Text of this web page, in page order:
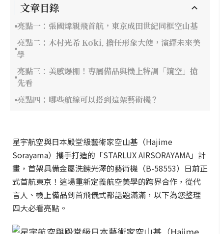
文章目錄
亮點一：張國煒親飛首航，東京成田世紀同框空山基
亮點二：木村光希 Kōki, 擔任形象大使，演繹未來美
學
亮點三：美感爆棚！專屬備品與機上特調「鏡空」搶
先看
亮點四：哪些航線可以搭到這架藝術機？
星宇航空與日本殿堂級藝術家空山基（Hajime
Sorayama）攜手打造的「STARLUX AIRSORAYAMA」計
畫，首架具備金屬洗鍊光澤的藝術機（B-58553）日前正
式首航東京！這場重新定義航空美學的跨界合作，從代
言人、機上備品到首飛儀式都話題滿滿，以下為您整理
四大必看亮點。